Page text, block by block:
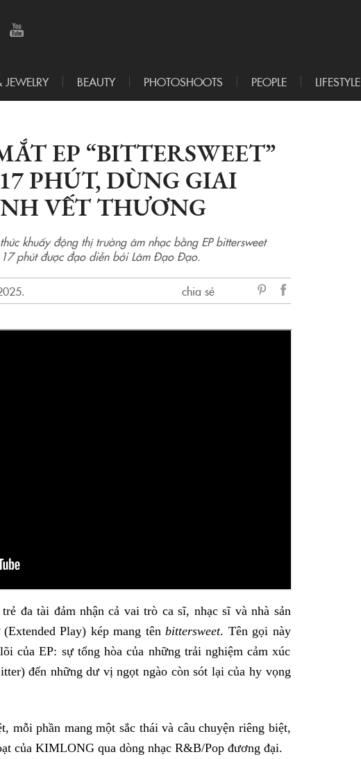
BEAUTY PHOTOSHOOTS PEOPLE LIFESTYLE
EP “BITTERSWEET”
PHÚT, DÙNG GIAI
VẾT THƯƠNG
khuấy động thị trường âm nhạc bằng EP bittersweet
phút được đạo diễn bởi Lâm Đạo Đạo.
chia sẻ
Facebook
đa tài đảm nhận cả vai trò ca sĩ, nhạc sĩ và nhà sản
Play) kép mang tênbittersweet. Tên gọi này
của EP: sự tổng hòa của những trải nghiệm cảm xúc
đến những dư vị ngọt ngào còn sót lại của hy vọng
mỗi phần mang một sắc thái và câu chuyện riêng biệt,
của KIMLONG qua dòng nhạc R&B/Pop đương đại.